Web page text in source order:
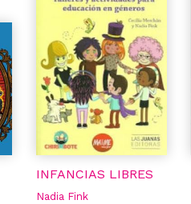
INFANCIAS LIBRES
Nadia Fink